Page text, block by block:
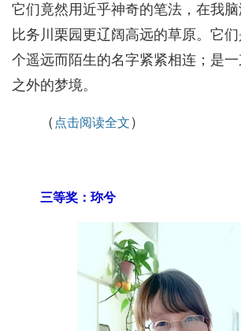
它们竟然用近乎神奇的笔法，在我
比务川栗园更辽阔高远的草原。它
个遥远而陌生的名字紧紧相连；是
之外的梦境。
（ 点击阅读全文 ）
三等奖：珎兮